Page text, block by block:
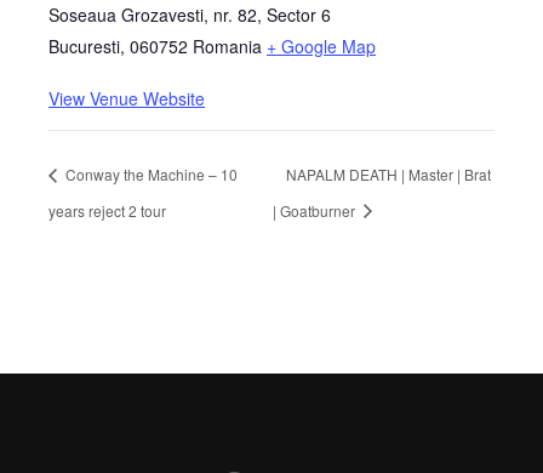
Soseaua Grozavesti, nr. 82, Sector 6
Bucuresti, 060752 Romania + Google Map
View Venue Website
Conway the Machine – 10
years reject 2 tour
NAPALM DEATH | Master | Brat
| Goatburner